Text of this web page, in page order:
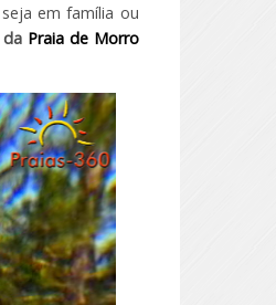
em família ou
Praia de Morro